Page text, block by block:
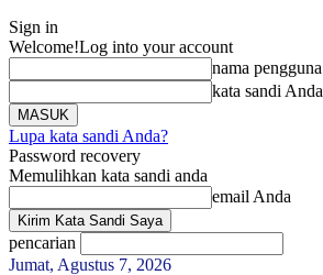
Sign in
Welcome!Log into your account
nama pengguna
kata sandi Anda
Lupa kata sandi Anda?
Password recovery
Memulihkan kata sandi anda
email Anda
pencarian
Jumat, Agustus 7, 2026